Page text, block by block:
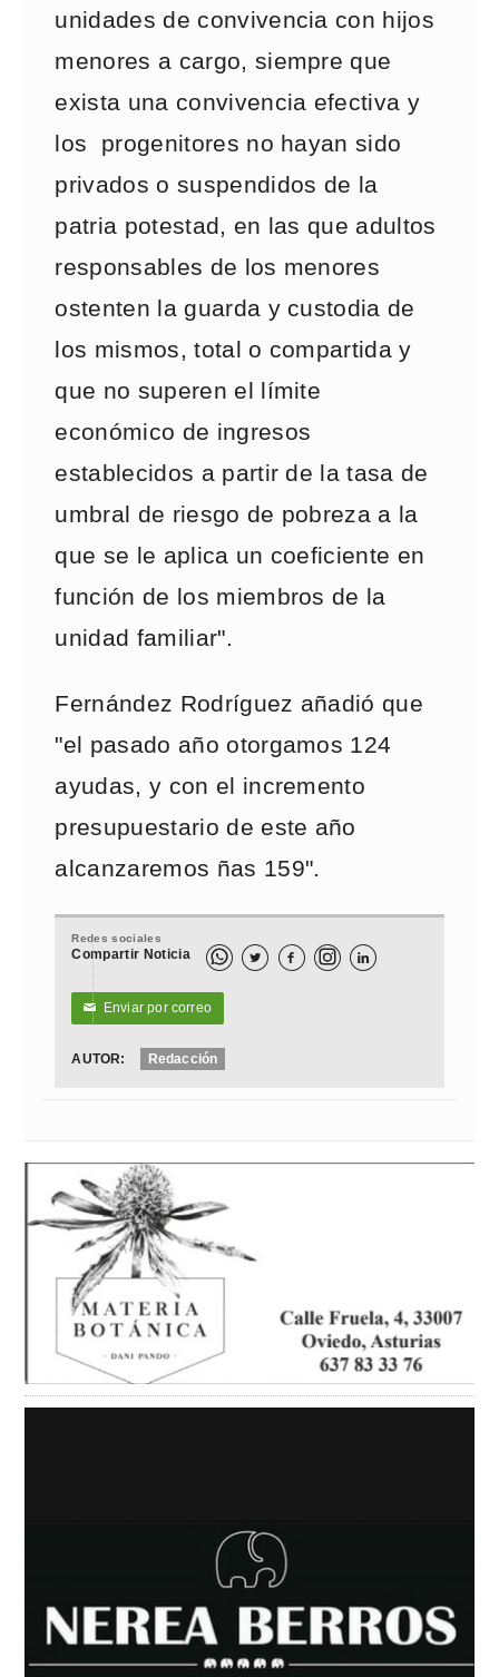
unidades de convivencia con hijos
menores a cargo, siempre que
exista una convivencia efectiva y
los progenitores no hayan sido
privados o suspendidos de la
patria potestad, en las que adultos
responsables de los menores
ostenten la guarda y custodia de
los mismos, total o compartida y
que no superen el límite
económico de ingresos
establecidos a partir de la tasa de
umbral de riesgo de pobreza a la
que se le aplica un coeficiente en
función de los miembros de la
unidad familiar".
Fernández Rodríguez añadió que
"el pasado año otorgamos 124
ayudas, y con el incremento
presupuestario de este año
alcanzaremos ñas 159".
Redes sociales
Compartir Noticia   
✉ Enviar por correo
AUTOR: Redacción